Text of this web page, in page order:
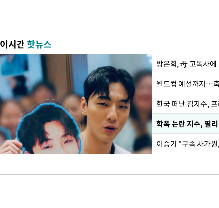
이시간핫뉴스
방은희, 母 고독사
월드컵 예선까지…
한국 떠난 김지수,
학폭 논란 지수, 필
이승기 "구속 차가